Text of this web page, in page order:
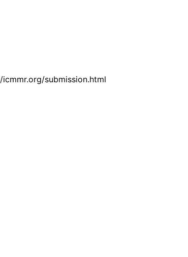
icmmr.org/submission.html